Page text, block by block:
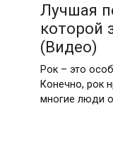
Лучшая
которой
(Видео)
Рок – это
Конечно, рок
многие люди